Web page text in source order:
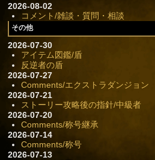
2026-08-02
コメント/雑談・質問・相談
その他
2026-07-30
アイテム図鑑/盾
反逆者の盾
2026-07-27
Comments/エクストラダンジョン
2026-07-21
ストーリー攻略後の指針/中級者
2026-07-20
Comments/称号継承
2026-07-14
Comments/称号
2026-07-13